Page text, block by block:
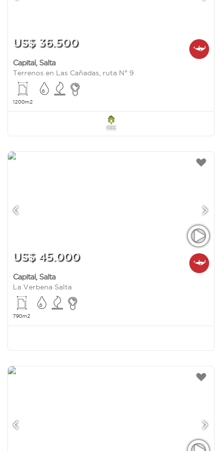
US$ 36.500
Capital, Salta
Terrenos en Las Cañadas, ruta N° 9
1200m2
US$ 45.000
Capital, Salta
La Verbena Salta
790m2